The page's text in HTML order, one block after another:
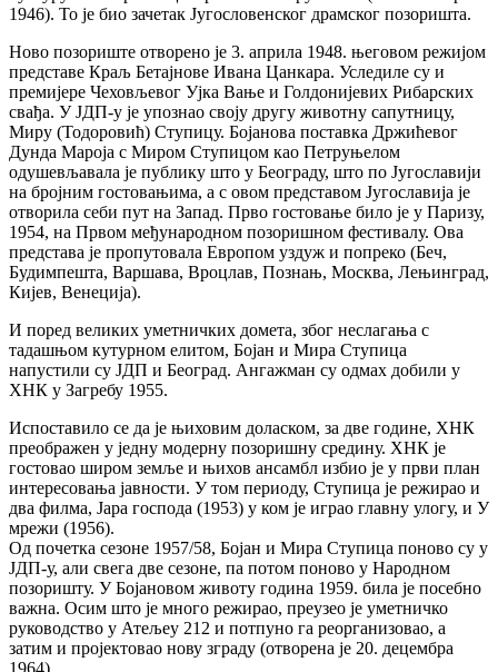
1946). То је био зачетак Југословенског драмског позоришта.
Ново позориште отворено је 3. априла 1948. његовом режијом
представе Краљ Бетајнове Ивана Цанкара. Уследиле су и
премијере Чеховљевог Ујка Вање и Голдонијевих Рибарских
свађа. У ЈДП-у је упознао своју другу животну сапутницу,
Миру (Тодоровић) Ступицу. Бојанова поставка Држићевог
Дунда Мароја с Миром Ступицом као Петруњелом
одушевљавала је публику што у Београду, што по Југославији
на бројним гостовањима, а с овом представом Југославија је
отворила себи пут на Запад. Прво гостовање било је у Паризу,
1954, на Првом међународном позоришном фестивалу. Ова
представа је пропутовала Европом уздуж и попреко (Беч,
Будимпешта, Варшава, Вроцлав, Познањ, Москва, Лењинград,
Кијев, Венеција).
И поред великих уметничких домета, због неслагања с
тадашњом кутурном елитом, Бојан и Мира Ступица
напустили су ЈДП и Београд. Ангажман су одмах добили у
ХНК у Загребу 1955.
Испоставило се да је њиховим доласком, за две године, ХНК
преображен у једну модерну позоришну средину. ХНК је
гостовао широм земље и њихов ансамбл избио је у први план
интересовања јавности. У том периоду, Ступица је режирао и
два филма, Јара господа (1953) у ком је играо главну улогу, и У
мрежи (1956).
Од почетка сезоне 1957/58, Бојан и Мира Ступица поново су у
ЈДП-у, али свега две сезоне, па потом поново у Народном
позоришту. У Бојановом животу година 1959. била је посебно
важна. Осим што је много режирао, преузео је уметничко
руководство у Атељеу 212 и потпуно га реорганизовао, а
затим и пројектовао нову зграду (отворена је 20. децембра
1964).